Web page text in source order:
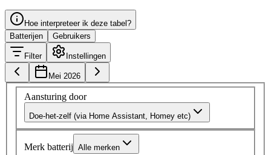
Hoe interpreteer ik deze tabel?
Batterijen
Gebruikers
Filter Instellingen
Mei 2026
Aansturing door
Doe-het-zelf (via Home Assistant, Homey etc)
Merk batterij Alle merken